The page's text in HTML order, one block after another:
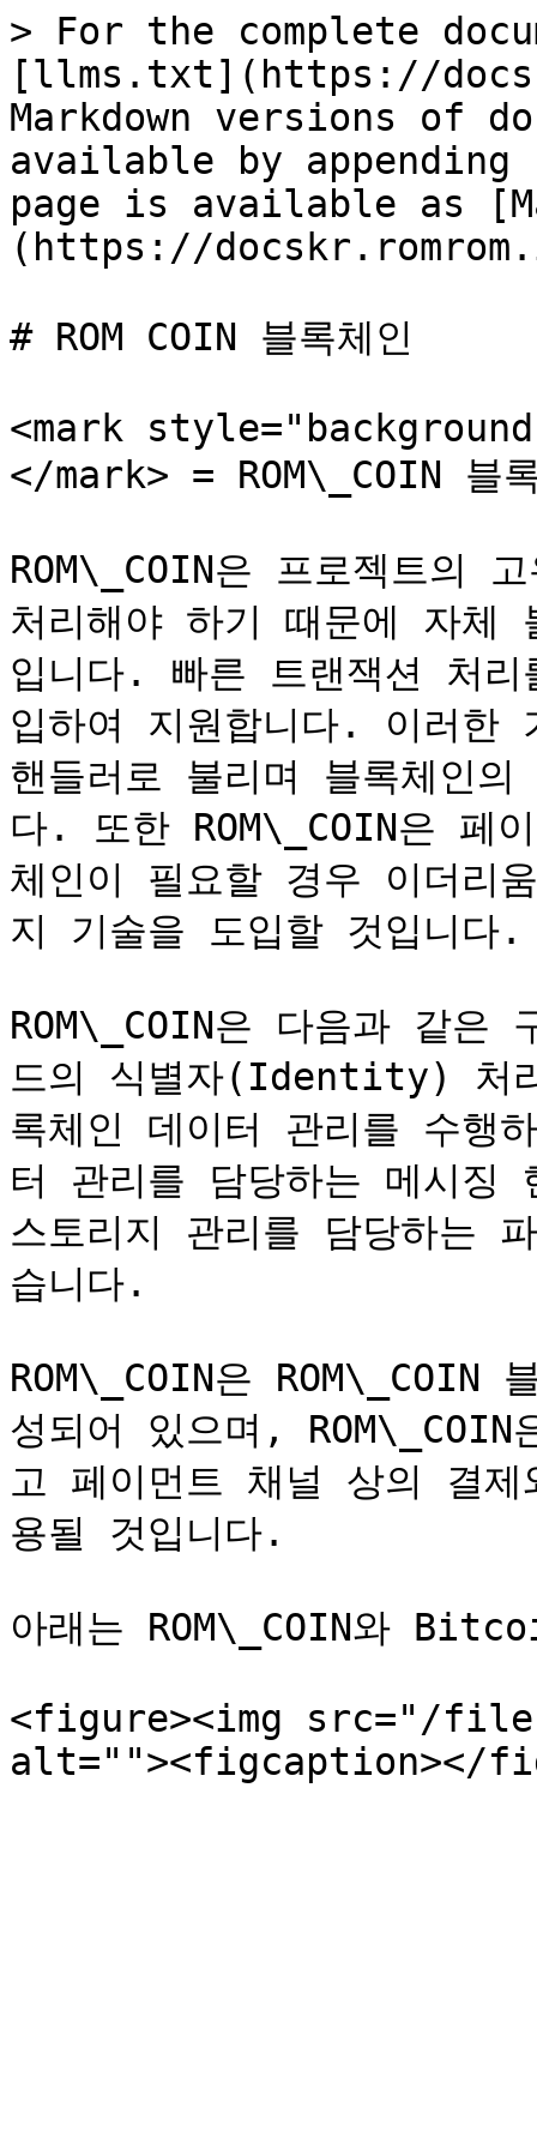
> For the complete
[llms.txt](https://
Markdown versions of
available by
page is available as
(https://
# ROM COIN 블록체인
<mark
</mark> = ROM\_COIN 블
ROM\_COIN은 프로젝트의
처리해야 하기 때문에 자체
입니다. 빠른 트랜잭션 처
입하여 지원합니다. 이러한
핸들러로 불리며 블록체인
다. 또한 ROM\_COIN은 페
체인이 필요할 경우 이더리
지 기술을 도입할 것입니다.
ROM\_COIN은 다음과 같은
드의 식별자(Identity) 처
록체인 데이터 관리를 수행
터 관리를 담당하는 메시징
스토리지 관리를 담당하는
습니다.
ROM\_COIN은 ROM\_COIN
성되어 있으며, ROM\_COIN
고 페이먼트 채널 상의 결
용될 것입니다.
아래는 ROM\_COIN와
<figure><img src="/files/